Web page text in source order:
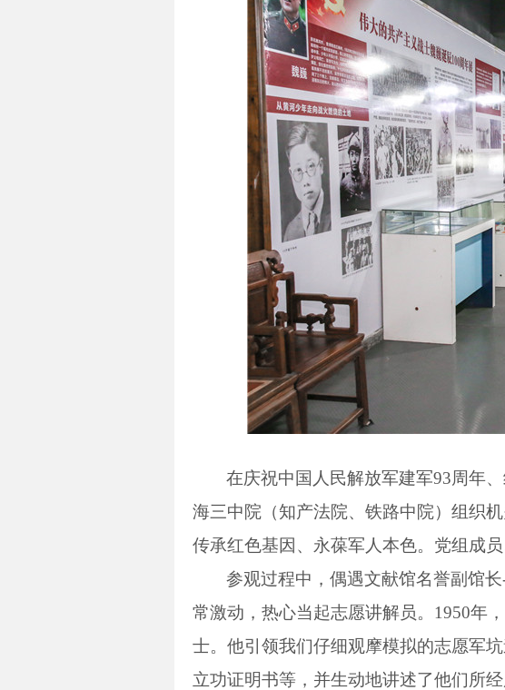
在庆祝中国人民解放军建军93周年
海三中院（知产法院、铁路中院）组织
传承红色基因、永葆军人本色。党组成
参观过程中，偶遇文献馆名誉副馆长
常激动，热心当起志愿讲解员。 1950年，
士。他引领我们仔细观摩模拟的志愿军
立功证明书等，并生动地讲述了他们所